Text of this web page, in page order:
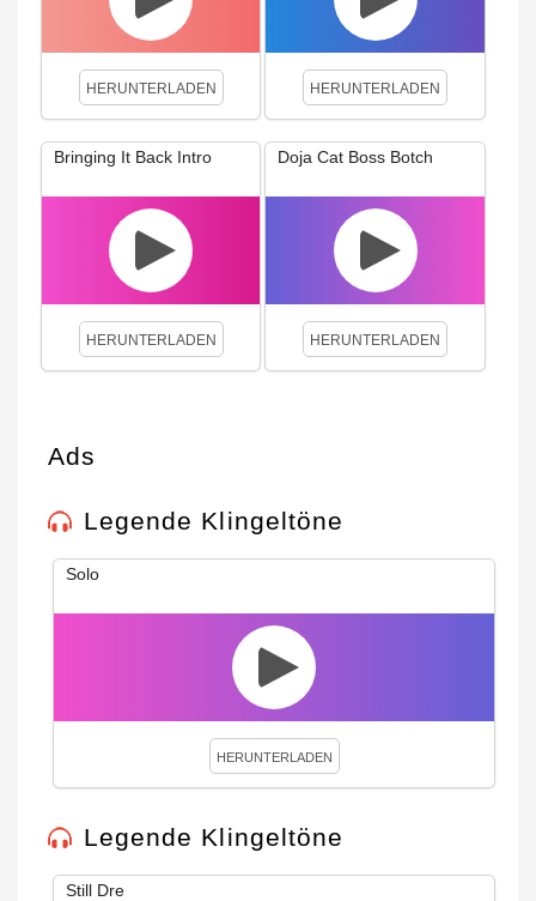
HERUNTERLADEN HERUNTERLADEN
Bringing It Back Intro
HERUNTERLADEN
Doja Cat Boss Botch
HERUNTERLADEN
Ads
Legende Klingeltöne
Solo
HERUNTERLADEN
Legende Klingeltöne
Still Dre